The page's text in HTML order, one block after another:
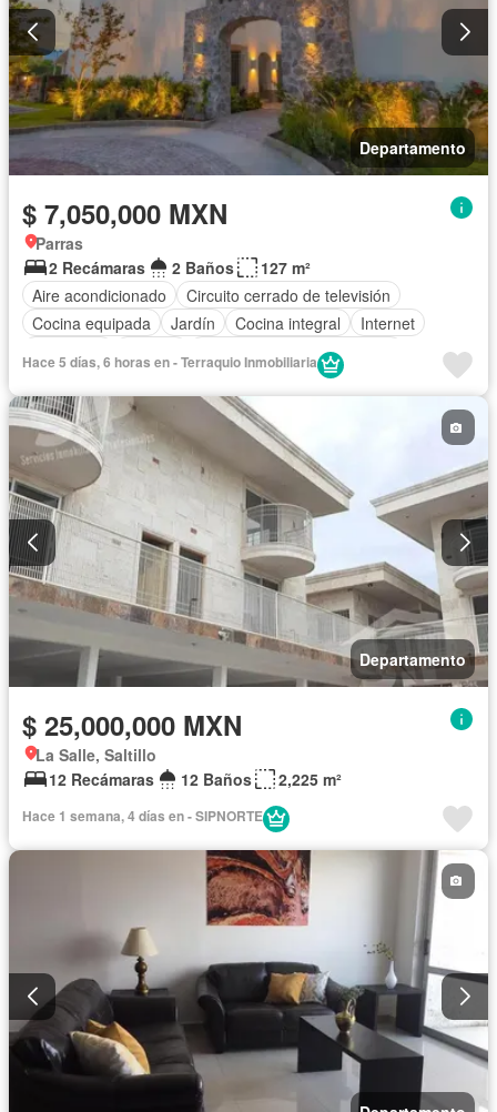
Departamento
$ 7,050,000 MXN
Parras
2 Recámaras
2 Baños
127 m²
Aire acondicionado
Circuito cerrado de televisión
Cocina equipada
Jardín Cocina integral
Internet
Completamente amueblado
Hace 5 días, 6 horas en - Terraquio Inmobiliaria
Departamento
$ 25,000,000 MXN
La Salle, Saltillo
12 Recámaras
12 Baños 2,225 m²
Hace 1 semana, 4 días en - SIPNORTE